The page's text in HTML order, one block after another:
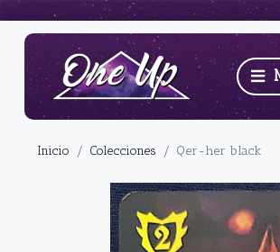
Inicio Colecciones Qer-her black